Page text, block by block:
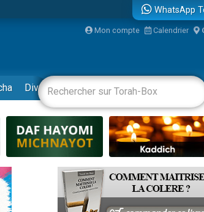
insalubre
WhatsApp
Mon compte Calendrier
Divertissements Livres Rabbanim